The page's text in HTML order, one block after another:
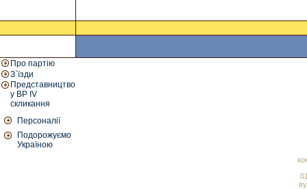
Про партію
З`їзди
Представництво
у ВР IV
скликання
Персоналії
Подорожуємо
Україною